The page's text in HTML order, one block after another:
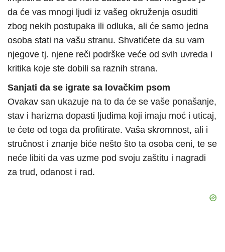
da će vas mnogi ljudi iz vašeg okruženja osuditi
zbog nekih postupaka ili odluka, ali će samo jedna
osoba stati na vašu stranu. Shvatićete da su vam
njegove tj. njene reči podrške veće od svih uvreda i
kritika koje ste dobili sa raznih strana.
Sanjati da se igrate sa lovačkim psom
Ovakav san ukazuje na to da će se vaše ponašanje,
stav i harizma dopasti ljudima koji imaju moć i uticaj,
te ćete od toga da profitirate. Vaša skromnost, ali i
stručnost i znanje biće nešto što ta osoba ceni, te se
neće libiti da vas uzme pod svoju zaštitu i nagradi
za trud, odanost i rad.